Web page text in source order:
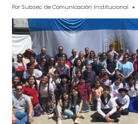
Por Subsec. de Comunicación Institucional